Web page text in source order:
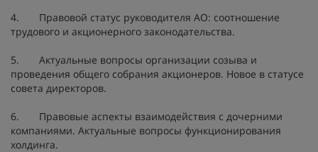
4. Правовой статус руководителя АО: соотношение
трудового и акционерного законодательства.
5. Актуальные вопросы организации созыва и
проведения общего собрания акционеров. Новое в статусе
совета директоров.
6. Правовые аспекты взаимодействия с дочерними
компаниями. Актуальные вопросы функционирования
холдинга.